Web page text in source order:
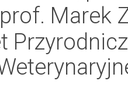
Marek